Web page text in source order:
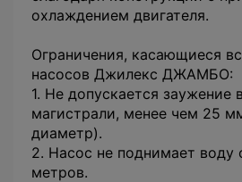
охлаждением двигателя.
Ограничения, касающиеся
насосов Джилекс ДЖАМБО:
1. Не допускается
магистрали, менее чем 25
диаметр).
2. Насос не поднимает воду
метров.